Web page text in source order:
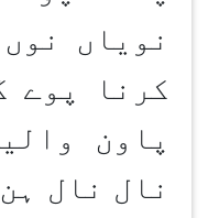
نویاں
کرنا پوے
پاون
نال نال